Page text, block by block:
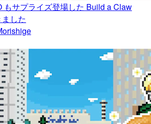
もサプライズ登場した Build a Claw
した